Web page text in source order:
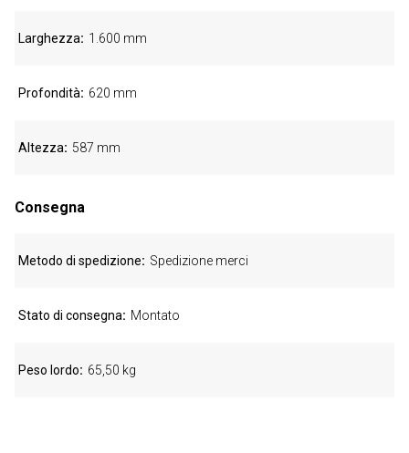
Larghezza 1.600 mm
Profondità 620 mm
Altezza 587 mm
Consegna
Metodo di spedizione Spedizione merci
Stato di consegna Montato
Peso lordo 65,50 kg